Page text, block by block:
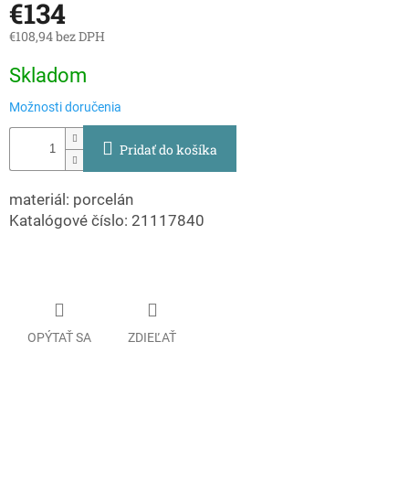
€134
€108,94 bez DPH
cena:
Skladom
Možnosti doručenia
Pridať do košíka
materiál: porcelán
Katalógové číslo: 21117840
OPÝTAŤ SA ZDIEĽAŤ